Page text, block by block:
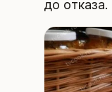
до отказа.